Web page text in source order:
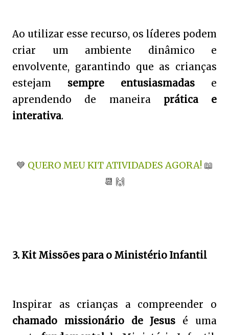
Ao utilizar esse recurso, os líderes podem
criar um ambiente dinâmico e
envolvente, garantindo que as crianças
estejam sempre entusiasmadas e
aprendendo de maneira prática e
interativa.
💙 QUERO MEU KIT ATIVIDADES AGORA! 📖
📆 🙌
3. Kit Missões para o Ministério Infantil
Inspirar as crianças a compreender o
chamado missionário de Jesus é uma